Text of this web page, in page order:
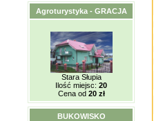
Agroturystyka - GRACJA
Stara Słupia
Ilość miejsc: 20
Cena od 20 zł
BUKOWISKO